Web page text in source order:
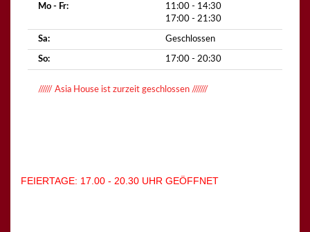
Mo - Fr:
11:00 - 14:30
17:00 - 21:30
Sa: Geschlossen
So: 17:00 - 20:30
////// Asia House ist zurzeit geschlossen ///////
FEIERTAGE: 17.00 - 20.30 UHR GEÖFFNET